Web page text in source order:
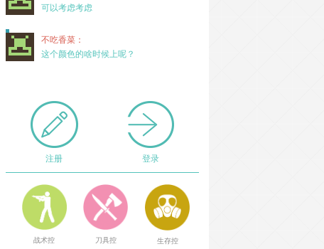
可以考虑考虑
不吃香菜：
这个颜色的啥时候上呢？
注册 登录
战术控 刀具控 生存控